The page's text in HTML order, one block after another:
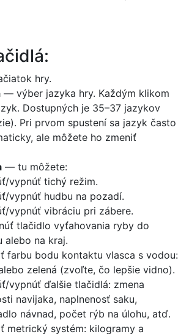
hry.
— výber jazyka hry. Každým klikom
Dostupných je 35–37 jazykov
Pri prvom spustení sa jazyk často
ale môžete ho zmeniť
— tu môžete:
vypnúť tichý režim.
vypnúť hudbu na pozadí.
vypnúť vibráciu pri zábere.
tlačidlo vyťahovania ryby do
alebo na kraj.
farbu bodu kontaktu vlasca s vodou:
zelená (zvoľte, čo lepšie vidno).
vypnúť ďalšie tlačidlá: zmena
navijaka, naplnenosť saku,
návnad, počet rýb na úlohu, atď.
metrický systém: kilogramy a